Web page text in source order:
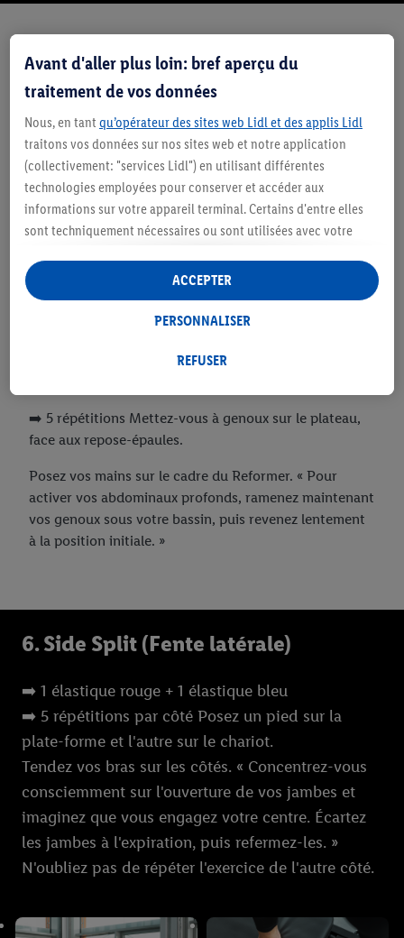
5. Quadruped (Position à quatre
➡️ 5 répétitions Mettez-vous à genoux sur le plateau,
face aux repose-épaules.
Posez vos mains sur le cadre du Reformer. « Pour
activer vos abdominaux profonds, ramenez maintenant
vos genoux sous votre bassin, puis revenez lentement
à la position initiale. »
6. Side Split (Fente latérale)
➡️ 1 élastique rouge + 1 élastique bleu
➡️ 5 répétitions par côté Posez un pied sur la
plate-forme et l'autre sur le chariot.
Tendez vos bras sur les côtés. « Concentrez-vous
consciemment sur l'ouverture de vos jambes et
imaginez que vous engagez votre centre. Écartez
les jambes à l'expiration, puis refermez-les. »
N'oubliez pas de répéter l'exercice de l'autre côté.
Avant d'aller plus loin: bref aperçu du
traitement de vos données
Nous, en tant qu’opérateur des sites web Lidl et des applis Lidl
traitons vos données sur nos sites web et notre application
(collectivement: "services Lidl") en utilisant différentes
technologies employées pour conserver et accéder aux
informations sur votre appareil terminal. Certains d'entre elles
sont techniquement nécessaires ou sont utilisées avec votre
des statistiques ou pour des publicités personnalisées au sein
et en dehors des services Lidl. Si vous participez au programme
Lidl Plus, les données issues de votre comportement d’achat en
Sous « Personnaliser », vous pouvez autoriser des finalités
En cliquant sur « Refuser », vous pouvez autoriser uniquement
l’utilisation des technologies nécessaires. En cliquant sur «
Accepter », vous autorisez tous les traitements pour toutes les
finalités susmentionnées. Vous trouverez de plus amples
informations sur la durée de conservation des données et votre
droit de révoquer votre consentement à tout moment avec effet
REFUSER
PERSONNALISER
ACCEPTER